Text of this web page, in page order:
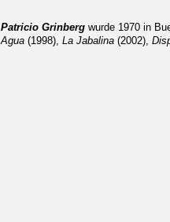
Patricio Grinberg wurde 1970 in
Agua (1998), La Jabalina (2002),